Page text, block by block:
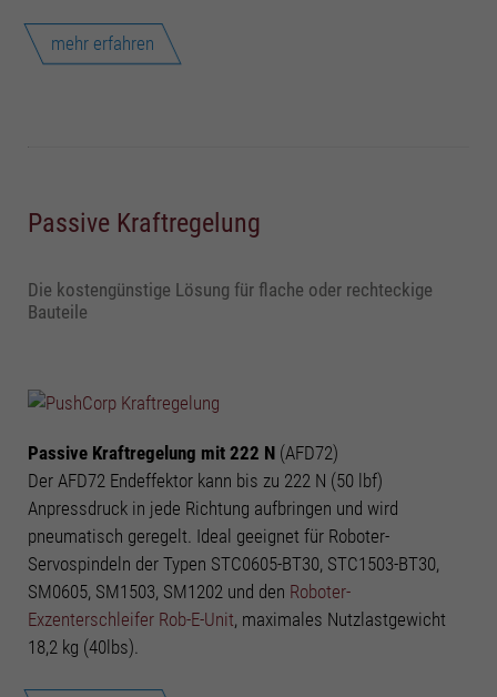
mehr erfahren
Passive Kraftregelung
Die kostengünstige Lösung für flache oder rechteckige
Bauteile
Passive Kraftregelung mit 222 N (AFD72)
Der AFD72 Endeffektor kann bis zu 222 N (50 lbf)
Anpressdruck in jede Richtung aufbringen und wird
pneumatisch geregelt. Ideal geeignet für Roboter-
Servospindeln der Typen STC0605-BT30, STC1503-BT30,
SM0605, SM1503, SM1202 und den Roboter-
Exzenterschleifer Rob-E-Unit, maximales Nutzlastgewicht
18,2 kg (40lbs).